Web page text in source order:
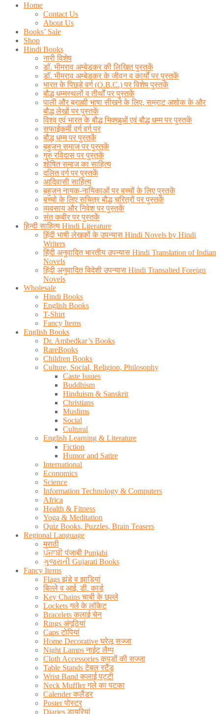
Home
Contact Us
About Us
Books’ Sale
Shop
Hindi Books
नारी विशेष
डॉ. भीमराव अम्बेडकर की लिखित पुस्तकें
डॉ. भीमराव अम्बेडकर के जीवन व कार्यों पर पुस्तकें
भारत के पिछड़े वर्ग (O.B.C.) पर विशेष पुस्तकें
बौद्ध धम्मस्थलों व तीर्थों पर पुस्तकें
पाली और ब्राह्मी भाषा सीखने के लिए, सम्राट अशोक के और
बौद्ध लेखों पर पुस्तकें
विश्व एवं भारत के बौद्ध भिक्खुओं एवं बौद्ध धम्म पर पुस्तकें
सफाईकर्मी वर्ग वर्ग पर
बौद्ध धम्म पर पुस्तकें
बहुजन समाज पर पुस्तकें
गुरु रविदास पर पुस्तकें
शोषित समाज का साहित्य
दलित वर्ग पर पुस्तकें
आदिवासी साहित्य
बहुजन नायक-नायिकाओं पर बच्चों के लिए पुस्तकें
बच्चो के लिए सचित्र बौद्ध चरित्रों पर पुस्तकें
व्यवसाय और निवेश पर पुस्तकें
संत कबीर पर पुस्तकें
हिन्दी साहित्य Hindi Literature
हिंदी भाषी लेखकों के उपन्यास Hindi Novels by Hindi
Writers
हिंदी अनुवादित भारतीय उपन्यास Hindi Translation of Indian
Novels
हिंदी अनुवादित विदेशी उपन्यास Hindi Transalted Foreign
Novels
Wholesale
Hindi Books
English Books
T-Shirt
Fancy Items
English Books
Dr. Ambedkar’s Books
RareBooks
Children Books
Culture, Social, Religion, Philosophy
Caste Issues
Buddhism
Hinduism & Sanskrit
Christians
Muslims
Social
Cultural
English Learning & Literature
Fiction
Humor and Satire
International
Economics
Science
Information Technology & Computers
Africa
Health & Fitness
Yoga & Meditation
Quiz Books, Puzzles, Brain Teasers
Regional Language
मराठी
ਪੰਜਾਬੀ पंजाबी Punjabi
ગુજરાતી Gujarati Books
Fancy Items
Flags झंडे व झाड़ियां
बिल्ले व आई. डी. कार्ड
Key Chains चाबी के छल्ले
Lockets गले के लॉकेट
Bracelets कलाई चेन
Rings अंगूठियां
Caps टोपियां
Home Decorative घरेलू सज्जा
Night Lamps नाईट लैम्प
Cloth Accessories कपड़ों की सज्जा
Table Stands टेबल स्टैंड
Wrist Band कलाई पट्टी
Neck Muffler गले का पटका
Calender कलैंडर
Poster पोस्टर
Diaries डायरियां